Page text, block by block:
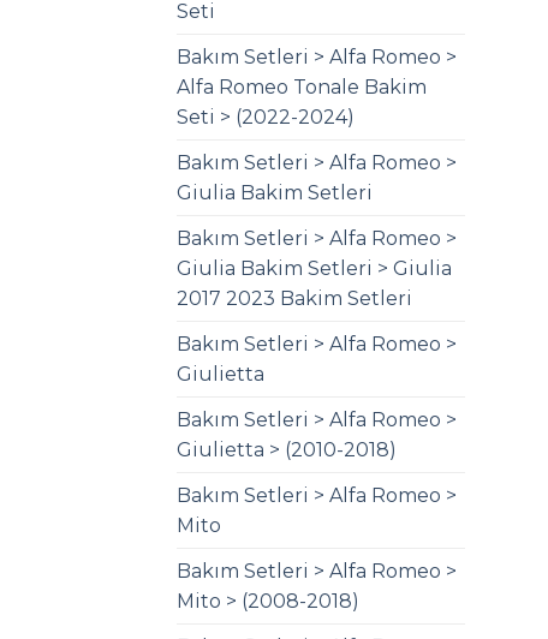
Seti
Bakım Setleri > Alfa Romeo >
Alfa Romeo Tonale Bakim
Seti > (2022-2024)
Bakım Setleri > Alfa Romeo >
Giulia Bakim Setleri
Bakım Setleri > Alfa Romeo >
Giulia Bakim Setleri > Giulia
2017 2023 Bakim Setleri
Bakım Setleri > Alfa Romeo >
Giulietta
Bakım Setleri > Alfa Romeo >
Giulietta > (2010-2018)
Bakım Setleri > Alfa Romeo >
Mito
Bakım Setleri > Alfa Romeo >
Mito > (2008-2018)